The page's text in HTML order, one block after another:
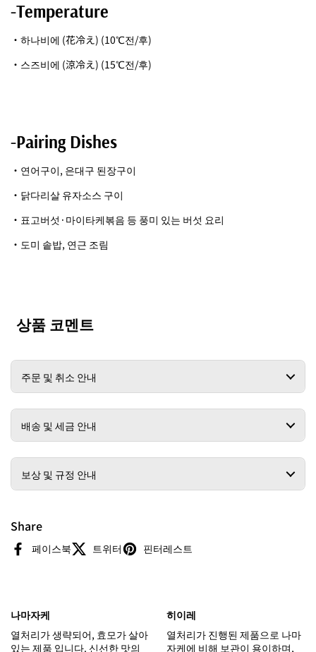
-Temperature
・하나비에 (花冷え) (10℃전/후)
・스즈비에 (涼冷え) (15℃전/후)
-Pairing Dishes
・연어구이, 은대구 된장구이
・닭다리살 유자소스 구이
・표고버섯·마이타케볶음 등 풍미 있는 버섯 요리
・도미 솥밥, 연근 조림
상품 코멘트
주문 및 취소 안내
배송 및 세금 안내
보상 및 규정 안내
Share
페이스북 트위터 핀터레스트
나마자케
열처리가 생략되어, 효모가 살아
있는 제품 입니다. 신선한 맛의
히이레
열처리가 진행된 제품으로 나마
자케에 비해 보관이 용이하며,